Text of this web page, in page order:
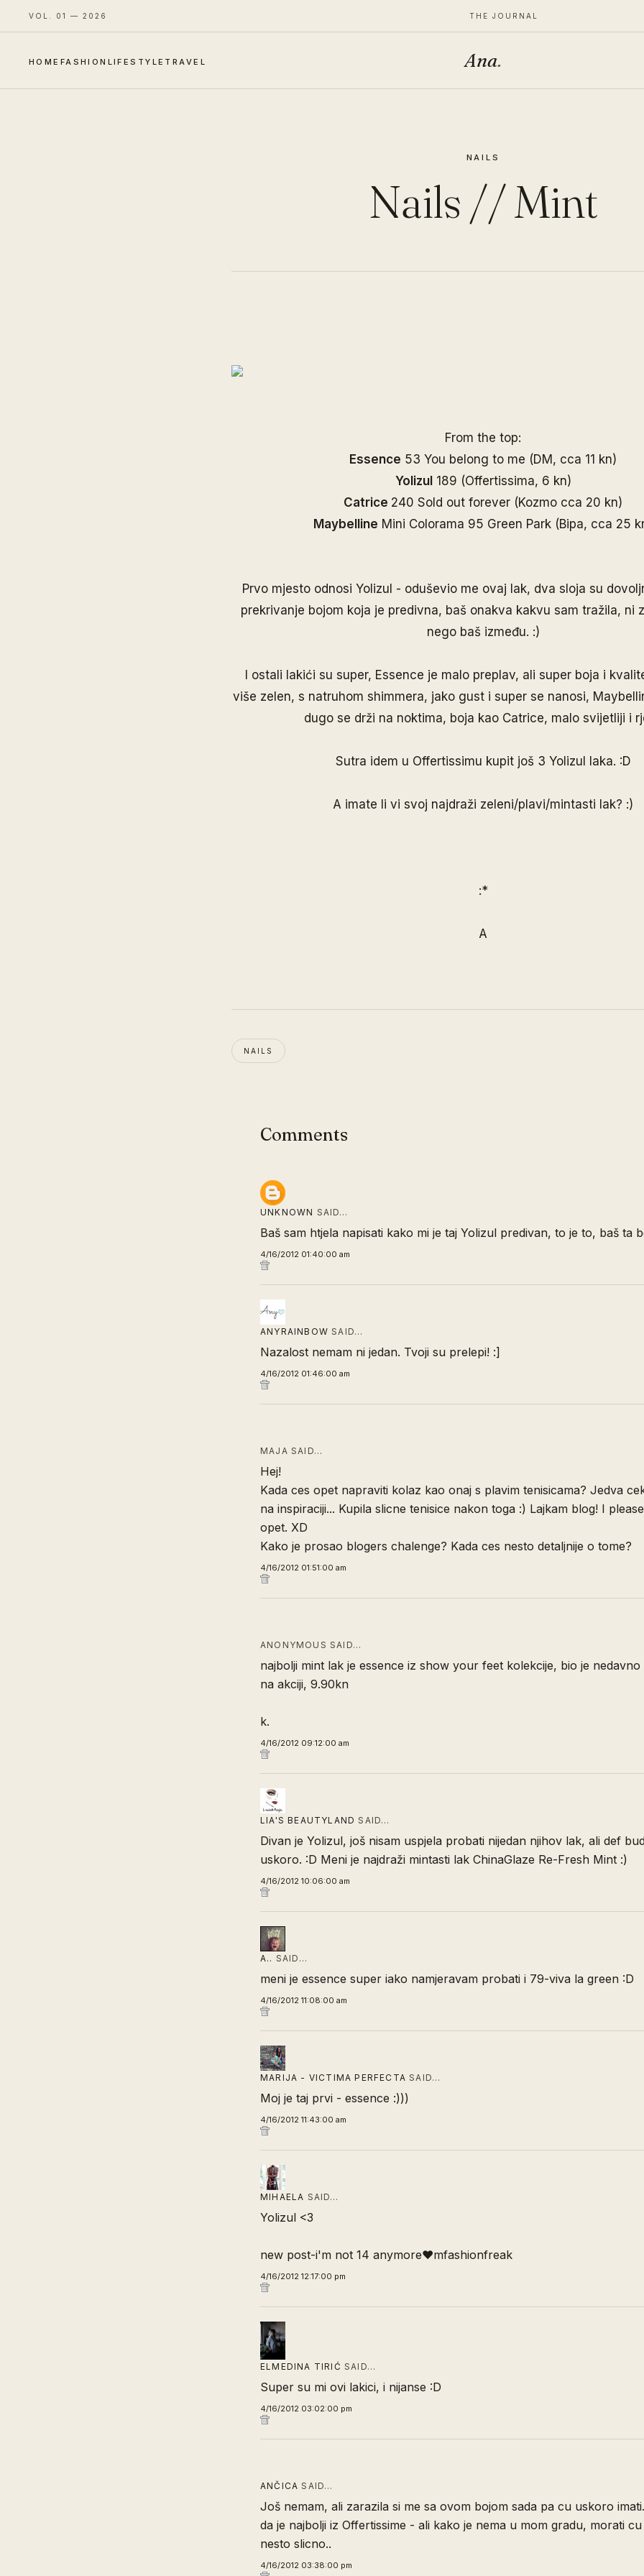
VOL. 01 — 2026 THE JOURNAL
HOME FASHION LIFESTYLE TRAVEL Ana.
NAILS
Nails // Mint
From the top:
Essence 53 You belong to me (DM, cca 11 kn)
Yolizul 189 (Offertissima, 6 kn)
Catrice 240 Sold out forever (Kozmo cca 20 kn)
Maybelline Mini Colorama 95 Green Park (Bipa, cca 25
Prvo mjesto odnosi Yolizul - oduševio me ovaj lak, dva sloja su
prekrivanje bojom koja je predivna, baš onakva kakvu sam tražila, ni
nego baš između. :)
I ostali lakići su super, Essence je malo preplav, ali super boja i
više zelen, s natruhom shimmera, jako gust i super se nanosi,
dugo se drži na noktima, boja kao Catrice, malo svijetliji i
Sutra idem u Offertissimu kupit još 3 Yolizul laka. :D
A imate li vi svoj najdraži zeleni/plavi/mintasti lak? :)
:*
A
NAILS
Comments
UNKNOWN SAID…
Baš sam htjela napisati kako mi je taj Yolizul predivan, to je to, baš ta
4/16/2012 01:40:00 am
ANYRAINBOW SAID…
Nazalost nemam ni jedan. Tvoji su prelepi! :]
4/16/2012 01:46:00 am
MAJA SAID…
Hej!
Kada ces opet napraviti kolaz kao onaj s plavim tenisicama? Jedva
na inspiraciji... Kupila slicne tenisice nakon toga :) Lajkam blog! I
opet. XD
Kako je prosao blogers chalenge? Kada ces nesto detaljnije o tome?
4/16/2012 01:51:00 am
ANONYMOUS SAID…
najbolji mint lak je essence iz show your feet kolekcije, bio je
na akciji, 9.90kn
k.
4/16/2012 09:12:00 am
LIA'S BEAUTYLAND SAID…
Divan je Yolizul, još nisam uspjela probati nijedan njihov lak, ali def
uskoro. :D Meni je najdraži mintasti lak ChinaGlaze Re-Fresh Mint :)
4/16/2012 10:06:00 am
A.. SAID…
meni je essence super iako namjeravam probati i 79-viva la green :D
4/16/2012 11:08:00 am
MARIJA - VICTIMA PERFECTA SAID…
Moj je taj prvi - essence :)))
4/16/2012 11:43:00 am
MIHAELA SAID…
Yolizul <3
new post-i'm not 14 anymore♥mfashionfreak
4/16/2012 12:17:00 pm
ELMEDINA TIRIĆ SAID…
Super su mi ovi lakici, i nijanse :D
4/16/2012 03:02:00 pm
ANČICA SAID…
Još nemam, ali zarazila si me sa ovom bojom sada pa cu uskoro
da je najbolji iz Offertissime - ali kako je nema u mom gradu, morati
nesto slicno..
4/16/2012 03:38:00 pm